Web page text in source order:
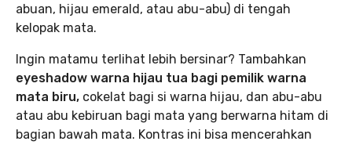
abuan, hijau emerald, atau abu-abu) di tengah
kelopak mata.
Ingin matamu terlihat lebih bersinar? Tambahkan
eyeshadow warna hijau tua bagi pemilik warna
mata biru, cokelat bagi si warna hijau, dan abu-abu
atau abu kebiruan bagi mata yang berwarna hitam di
bagian bawah mata. Kontras ini bisa mencerahkan